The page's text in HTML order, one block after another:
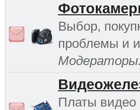
Выбор,
проблемы и
Платы видео